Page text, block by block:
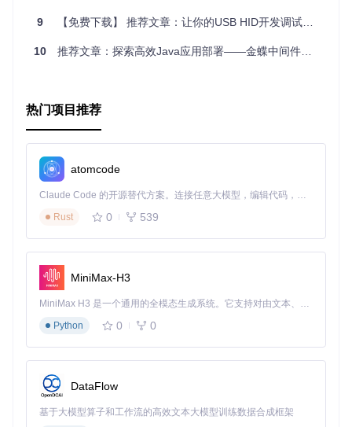
和对于用户需求的敏感度。
最后，PsyloDbg通过其开放源码的方式邀请所有感兴趣的开发
加入PsyloDbg的旅程，开启你的高级调试之旅吧！
9 【免费下载】 推荐文章：让你的USB HID开发调试一臂之力 —— HID调试助手
10 推荐文章：探索高效Java应用部署——金蝶中间件安装包(Windows)
热门项目推荐
atomcode
Claude Code 的开源替代方案。连接任意大模型，编辑代码，运行命令，自动验证 — 全自动执行。用 Rust 构建，极致性能。 ｜ An open-source alternative to Claude Code. Connect any LLM, edit code, run commands, and verify changes — autonomously. Built in Rust for speed. Get Started
Rust
0 539
MiniMax-H3
MiniMax H3 是一个通用的全模态生成系统。它支持对由文本、图像、视频和音频组成的多模态上下文进行统一理解，并能生成分辨率高达 2K、时长可达 15 秒的带原生立体声音频的视频。得益于面向任务泛化的系统设计，H3 在预训练阶段就已具备广泛的多模态上下文理解与生成能力，能够出色地执行复杂的多模态指令。
Python
0 0
DataFlow
基于大模型算子和工作流的高效文本大模型训练数据合成框架